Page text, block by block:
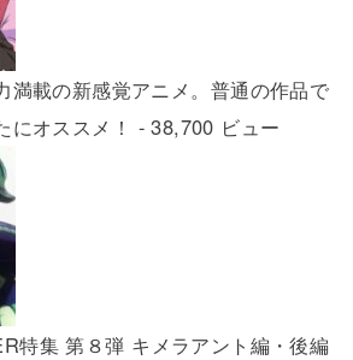
載の新感覚アニメ。普通の作品で
にオススメ！ - 38,700 ビュー
特集 第８弾 キメラアント編・後編